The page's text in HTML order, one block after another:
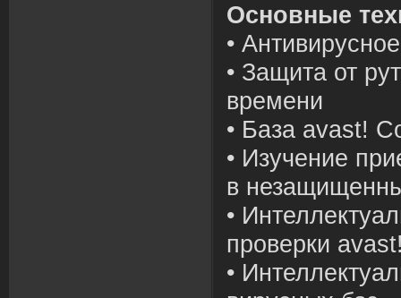
Основные
•
• Защита от
времени
• База avast!
• Изучение
в
•
проверки
•